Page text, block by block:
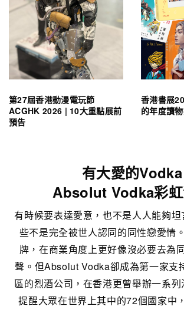
第27屆香港動漫電玩節
ACGHK 2026 | 10大重點展前
預告
香港書展
的年度讀
有大愛的Vodka
Absolut Vodka彩
有時候要表達愛意，也不是人人能夠
些不是完全被世人認同的同性戀愛情
牌，在商業角度上更好像沒必要去為
聲。但Absolut Vodka卻成為第一家支
區的烈酒公司，在香港更曾舉辦一系
提醒大眾在世界上其中的72個國家中